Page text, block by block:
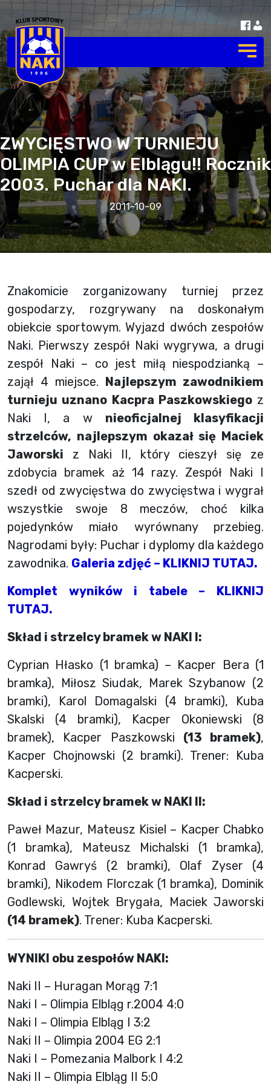
ZWYCIĘSTWO W TURNIEJU
OLIMPIA CUP w Elblągu!! Rocznik
2003. Puchar dla NAKI.
2011-10-09
Znakomicie zorganizowany turniej przez
gospodarzy, rozgrywany na doskonałym
obiekcie sportowym. Wyjazd dwóch zespołów
Naki. Pierwszy zespół Naki wygrywa, a drugi
zespół Naki – co jest miłą niespodzianką –
zajął 4 miejsce. Najlepszym zawodnikiem
turnieju uznano Kacpra Paszkowskiegoz
Naki I, a w nieoficjalnej klasyfikacji
strzelców, najlepszym okazał się Maciek
Jaworski z Naki II, który cieszył się ze
zdobycia bramek aż 14 razy. Zespół Naki I
szedł od zwycięstwa do zwycięstwa i wygrał
wszystkie swoje 8 meczów, choć kilka
pojedynków miało wyrównany przebieg.
Nagrodami były: Puchar i dyplomy dla każdego
zawodnika. Galeria zdjęć – KLIKNIJ TUTAJ.
Komplet wyników i tabele – KLIKNIJ
TUTAJ.
Skład i strzelcy bramek w NAKI I:
Cyprian Hłasko (1 bramka) – Kacper Bera (1
bramka), Miłosz Siudak, Marek Szybanow (2
bramki), Karol Domagalski (4 bramki), Kuba
Skalski (4 bramki), Kacper Okoniewski (8
bramek), Kacper Paszkowski (13 bramek),
Kacper Chojnowski (2 bramki). Trener: Kuba
Kacperski.
Skład i strzelcy bramek w NAKI II:
Paweł Mazur, Mateusz Kisiel – Kacper Chabko
(1 bramka), Mateusz Michalski (1 bramka),
Konrad Gawryś (2 bramki), Olaf Zyser (4
bramki), Nikodem Florczak (1 bramka), Dominik
Godlewski, Wojtek Brygała, Maciek Jaworski
(14 bramek). Trener: Kuba Kacperski.
WYNIKI obu zespołów NAKI:
Naki II – Huragan Morąg 7:1
Naki I – Olimpia Elbląg r.2004 4:0
Naki I – Olimpia Elbląg I 3:2
Naki II – Olimpia 2004 EG 2:1
Naki I – Pomezania Malbork I 4:2
Naki II – Olimpia Elbląg II 5:0